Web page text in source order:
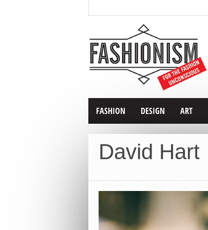
FASHION DESIGN ART
David Hart